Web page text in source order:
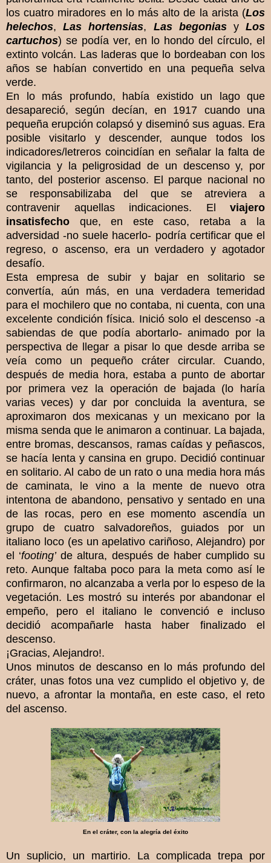
los cuatro miradores en lo más alto de la arista (Los
helechos,Las hortensias, Las begoniasyLos
cartuchos) se podía ver, en lo hondo del círculo, el
extinto volcán. Las laderas que lo bordeaban con los
años se habían convertido en una pequeña selva
verde.
En lo más profundo, había existido un lago que
desapareció, según decían, en 1917 cuando una
pequeña erupción colapsó y diseminó sus aguas. Era
posible visitarlo y descender, aunque todos los
indicadores/letreros coincidían en señalar la falta de
vigilancia y la peligrosidad de un descenso y, por
tanto, del posterior ascenso. El parque nacional no
se responsabilizaba del que se atreviera a
contravenir aquellas indicaciones. El viajero
insatisfecho que, en este caso, retaba a la
adversidad -no suele hacerlo- podría certificar que el
regreso, o ascenso, era un verdadero y agotador
desafío.
Esta empresa de subir y bajar en solitario se
convertía, aún más, en una verdadera temeridad
para el mochilero que no contaba, ni cuenta, con una
excelente condición física. Inició solo el descenso -a
sabiendas de que podía abortarlo- animado por la
perspectiva de llegar a pisar lo que desde arriba se
veía como un pequeño cráter circular. Cuando,
después de media hora, estaba a punto de abortar
por primera vez la operación de bajada (lo haría
varias veces) y dar por concluida la aventura, se
aproximaron dos mexicanas y un mexicano por la
misma senda que le animaron a continuar. La bajada,
entre bromas, descansos, ramas caídas y peñascos,
se hacía lenta y cansina en grupo. Decidió continuar
en solitario. Al cabo de un rato o una media hora más
de caminata, le vino a la mente de nuevo otra
intentona de abandono, pensativo y sentado en una
de las rocas, pero en ese momento ascendía un
grupo de cuatro salvadoreños, guiados por un
italiano loco (es un apelativo cariñoso, Alejandro) por
el ‘footing’de altura, después de haber cumplido su
reto. Aunque faltaba poco para la meta como así le
confirmaron, no alcanzaba a verla por lo espeso de la
vegetación. Les mostró su interés por abandonar el
empeño, pero el italiano le convenció e incluso
decidió acompañarle hasta haber finalizado el
descenso.
¡Gracias, Alejandro!.
Unos minutos de descanso en lo más profundo del
cráter, unas fotos una vez cumplido el objetivo y, de
nuevo, a afrontar la montaña, en este caso, el reto
del ascenso.
En el cráter, con la alegría del éxito
Un suplicio, un martirio. La complicada trepa por